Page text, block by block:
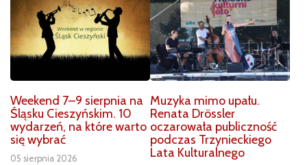
Weekend 7–9 sierpnia na
Śląsku Cieszyńskim. 10
wydarzeń, na które warto
się wybrać
05 sierpnia 2026
Muzyka mimo upału.
Renata Drössler
oczarowała publiczność
podczas Trzynieckiego
Lata Kulturalnego